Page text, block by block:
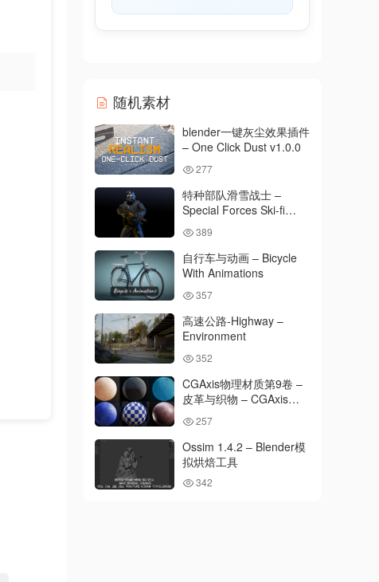
随机素材
blender一键灰尘效果插件
– One Click Dust v1.0.0
277
特种部队滑雪战士 –
Special Forces Ski-fi
389
自行车与动画 – Bicycle
With Animations
357
高速公路-Highway –
Environment
352
CGAxis物理材质第9卷 –
皮革与织物 – CGAxis
Fabrics
257
Ossim 1.4.2 – Blender模
拟烘焙工具
342